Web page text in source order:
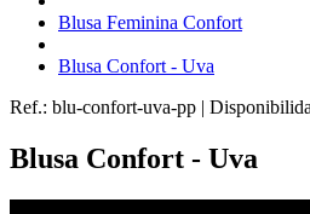
Blusa Feminina Confort
Blusa Confort - Uva
Ref.: blu-confort-uva-pp |
Blusa Confort - Uva